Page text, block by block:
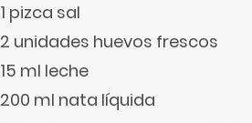
1 pizca sal
2 unidades huevos frescos
15 ml leche
200 ml nata líquida